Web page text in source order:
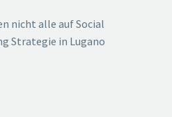
nicht alle auf Social
Strategie in Lugano